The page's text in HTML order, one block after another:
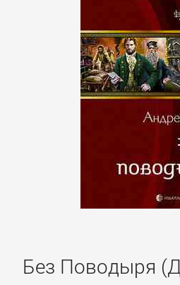
Без Поводыря
Юриспруденция,
Языкознание